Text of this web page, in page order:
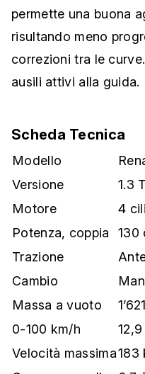
permette una buona
risultando meno
correzioni tra le
ausili attivi alla guida.
Scheda Tecnica
Modello
Versione
1.3
Motore
4
Potenza, coppia
130
Trazione
Cambio
Massa a vuoto
0-100 km/h
Velocità massima183